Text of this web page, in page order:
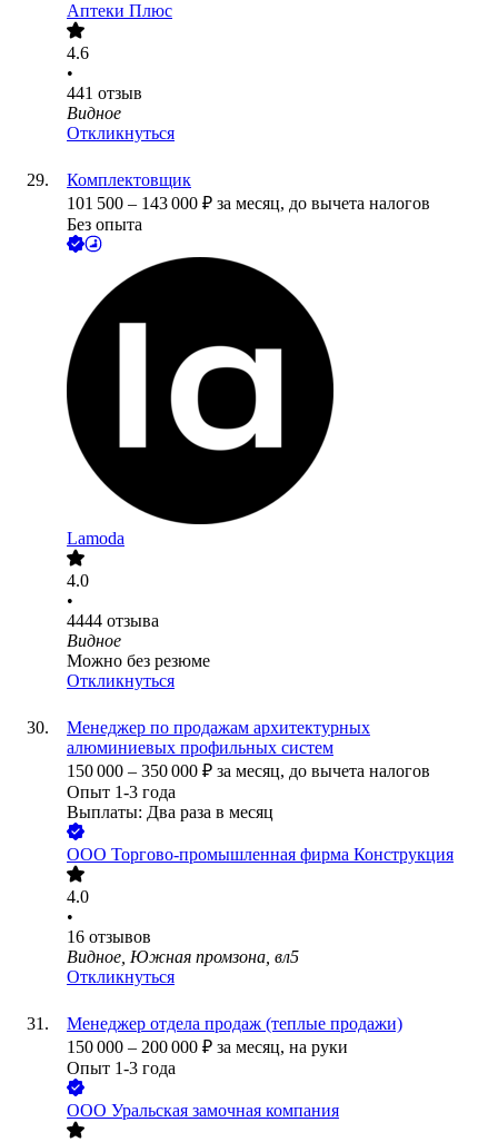
Аптеки Плюс
4.6
•
441 отзыв
Видное
Откликнуться
Комплектовщик
101 500 – 143 000 ₽ за месяц, до вычета налогов
Без опыта
Lamoda
4.0
•
4444 отзыва
Видное
Можно без резюме
Откликнуться
Менеджер по продажам архитектурных
алюминиевых профильных систем
150 000 – 350 000 ₽ за месяц, до вычета налогов
Опыт 1-3 года
Выплаты: Два раза в месяц
ООО Торгово-промышленная фирма Конструкция
4.0
•
16 отзывов
Видное, Южная промзона, вл5
Откликнуться
Менеджер отдела продаж (теплые продажи)
150 000 – 200 000 ₽ за месяц, на руки
Опыт 1-3 года
ООО Уральская замочная компания